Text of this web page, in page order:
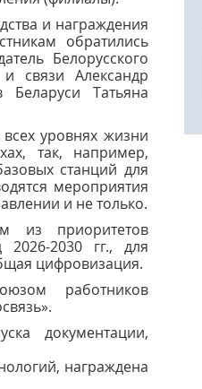
и награждения
обратились
Белорусского
связи Александр
Беларуси Татьяна
уровнях жизни
так, например,
станций для
мероприятия
и не только.
из приоритетов
2030 гг., для
цифровизация.
работников
документации,
награждена